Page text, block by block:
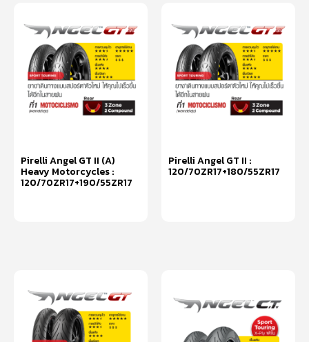
Pirelli Angel GT II (A)
Heavy Motorcycles :
120/70ZR17+190/55ZR17
Pirelli Angel GT II :
120/70ZR17+180/55ZR17